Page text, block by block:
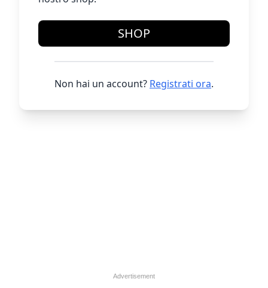
SHOP
Non hai un account? Registrati ora.